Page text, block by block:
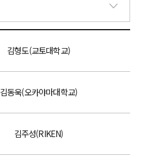
김형도(교토대학교)
김동욱(오카야마대학교)
김주성(RIKEN)